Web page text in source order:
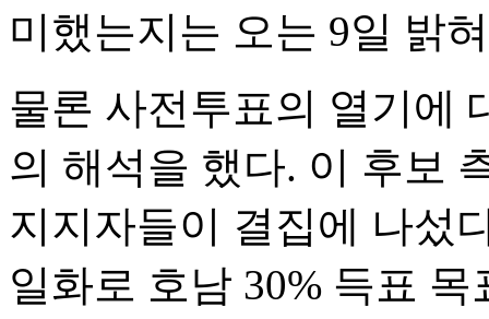
미했는지는 오는 9일 밝
물론 사전투표의 열기에
의 해석을 했다. 이 후보
지지자들이 결집에 나섰
일화로 호남 30% 득표